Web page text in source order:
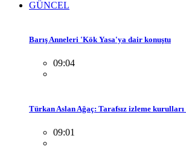
GÜNCEL
Barış Anneleri 'Kök Yasa'ya dair konuştu
09:04
Türkan Aslan Ağaç: Tarafsız izleme kurulları
09:01